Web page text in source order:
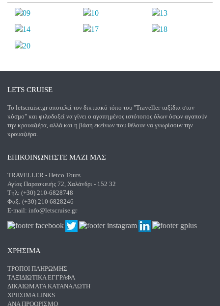
LETS CRUISE
Το letscruise.gr αποτελεί τον δικτυακό τόπο του "Traveller ταξίδια στον
κόσμο" και φιλοδοξεί να γίνει ο αγαπημένος ιστότοπος όλων όσων αγαπούν
την κρουαζιέρα, αλλά και η βάση εκείνων που θέλουν να γνωρίσουν την
κρουαζιέρα.
ΕΠΙΚΟΙΝΩΝΗΣΤΕ ΜΑΖΙ ΜΑΣ
TRAVELLER - Hetco Tours
Αγίας Παρασκευής 72, Χαλάνδρι - 152 32
Τηλ: (+30) 210-6828748
Φαξ: (+30) 210 6828246
E-mail: info@letscruise.gr
ΧΡΗΣΙΜΑ
ΤΡΌΠΟΙ ΠΛΗΡΩΜΉΣ
ΤΑΞΙΔΙΩΤΙΚΆ ΈΓΓΡΑΦΑ
ΔΙΚΑΙΏΜΑΤΑ ΚΑΤΑΝΑΛΩΤΉ
ΧΡΉΣΙΜΑ LINKS
ΑΝΑ ΠΡΟΟΡΙΣΜΌ